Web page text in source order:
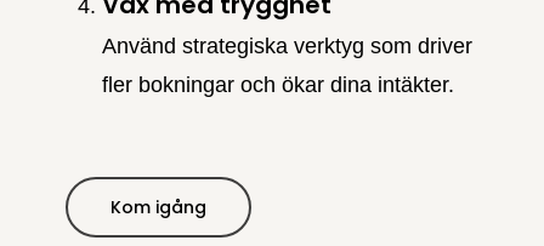
Använd strategiska verktyg som driver
fler bokningar och ökar dina intäkter.
Kom igång